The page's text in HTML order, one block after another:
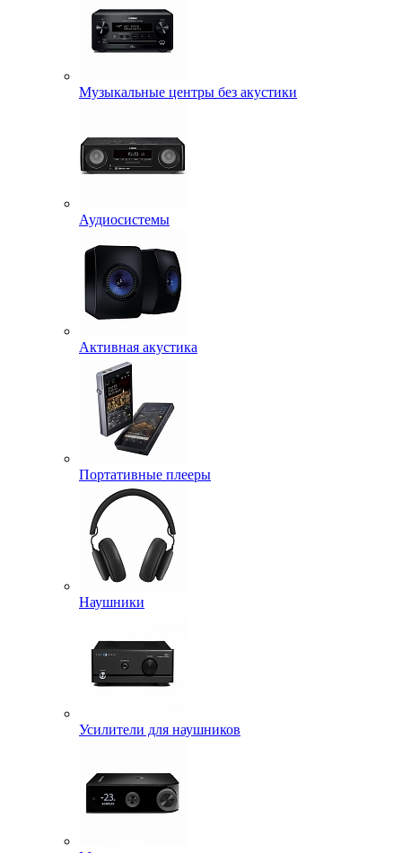
Музыкальные центры без акустики
Аудиосистемы
Активная акустика
Портативные плееры
Наушники
Усилители для наушников